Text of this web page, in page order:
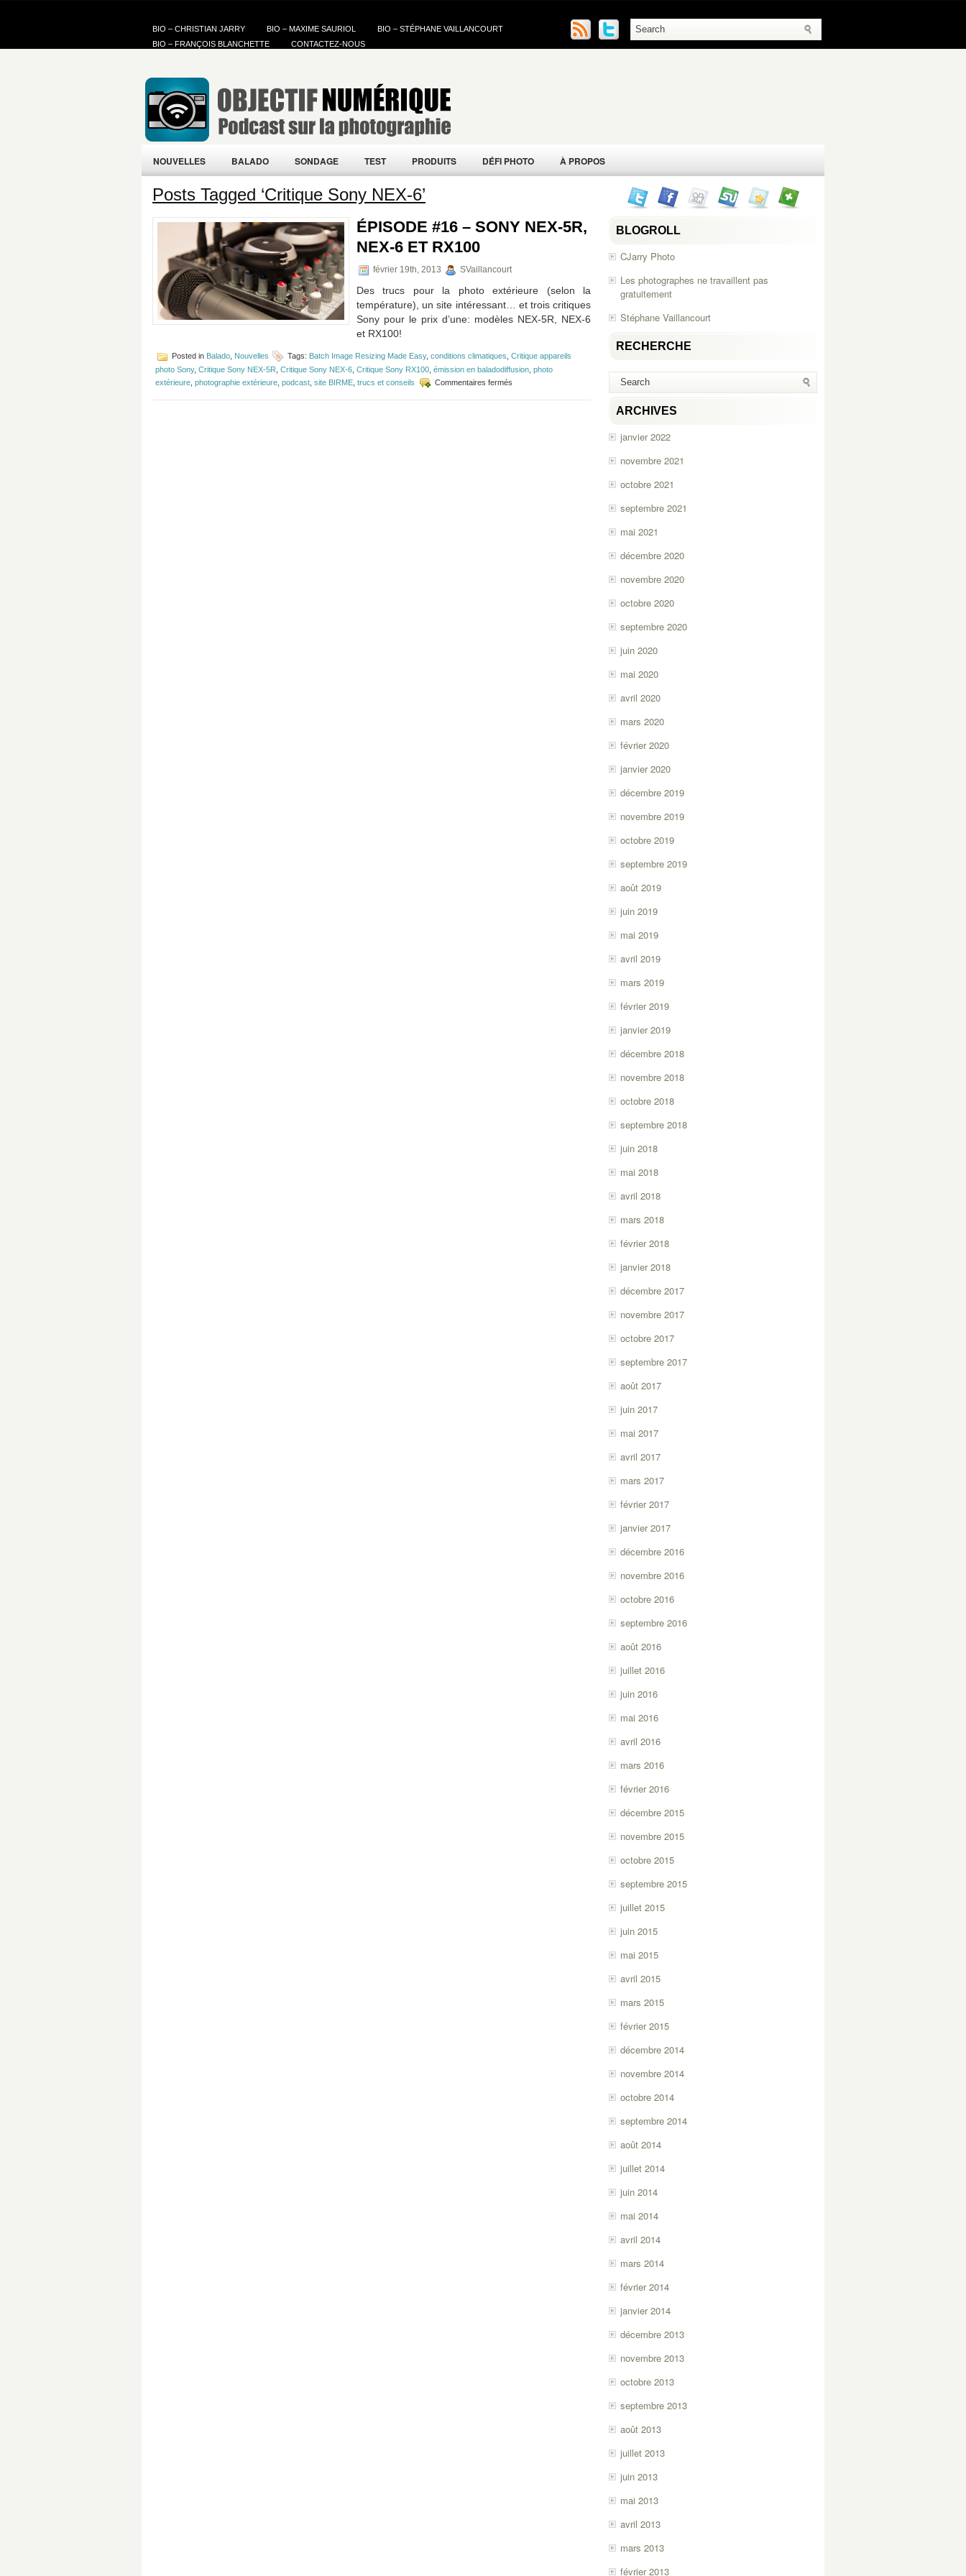
BIO – CHRISTIAN JARRY BIO – MAXIME SAURIOL
BIO – STÉPHANE VAILLANCOURT
BIO – FRANÇOIS BLANCHETTE
CONTACTEZ-NOUS
NOUVELLES BALADO SONDAGE TEST PRODUITS DÉFI PHOTO À PROPOS
Posts Tagged ‘Critique Sony NEX-6’
ÉPISODE #16 – SONY NEX-5R,
NEX-6 ET RX100
février 19th, 2013 SVaillancourt
Des trucs pour la photo extérieure (selon la
température), un site intéressant… et trois critiques
Sony pour le prix d’une: modèles NEX-5R, NEX-6
et RX100!
Posted in Balado Nouvelles Tags: Batch Image Resizing Made Easy, conditions climatiques Critique appareils
photo Sony, Critique Sony NEX-5R Critique Sony NEX-6 Critique Sony RX100 émission en baladodiffusion photo
extérieure photographie extérieure podcast site BIRME trucs et conseils Commentaires fermés
#16
BLOGROLL
CJarry Photo
Les photographes ne travaillent pas
gratuitement
Stéphane Vaillancourt
RECHERCHE
ARCHIVES
janvier 2022
novembre 2021
octobre 2021
septembre 2021
mai 2021
décembre 2020
novembre 2020
octobre 2020
septembre 2020
juin 2020
mai 2020
avril 2020
mars 2020
février 2020
janvier 2020
décembre 2019
novembre 2019
octobre 2019
septembre 2019
août 2019
juin 2019
mai 2019
avril 2019
mars 2019
février 2019
janvier 2019
décembre 2018
novembre 2018
octobre 2018
septembre 2018
juin 2018
mai 2018
avril 2018
mars 2018
février 2018
janvier 2018
décembre 2017
novembre 2017
octobre 2017
septembre 2017
août 2017
juin 2017
mai 2017
avril 2017
mars 2017
février 2017
janvier 2017
décembre 2016
novembre 2016
octobre 2016
septembre 2016
août 2016
juillet 2016
juin 2016
mai 2016
avril 2016
mars 2016
février 2016
décembre 2015
novembre 2015
octobre 2015
septembre 2015
juillet 2015
juin 2015
mai 2015
avril 2015
mars 2015
février 2015
décembre 2014
novembre 2014
octobre 2014
septembre 2014
août 2014
juillet 2014
juin 2014
mai 2014
avril 2014
mars 2014
février 2014
janvier 2014
décembre 2013
novembre 2013
octobre 2013
septembre 2013
août 2013
juillet 2013
juin 2013
mai 2013
avril 2013
mars 2013
février 2013